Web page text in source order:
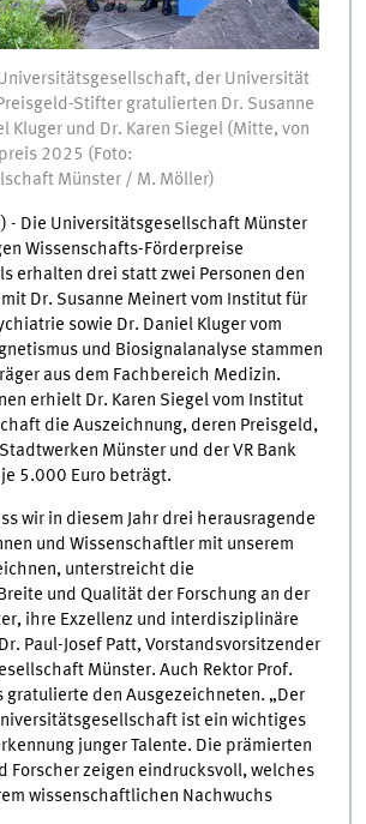
der Universität
Stifter gratulierten Dr. Susanne
Kluger und Dr. Karen Siegel (Mitte, von
2025 (Foto:
Münster / M. Möller)
- Die Universitätsgesellschaft Münster
Wissenschafts-Förderpreise
erhalten drei statt zwei Personen den
Dr. Susanne Meinert vom Institut für
sowie Dr. Daniel Kluger vom
und Biosignalanalyse stammen
aus dem Fachbereich Medizin.
erhielt Dr. Karen Siegel vom Institut
die Auszeichnung, deren Preisgeld,
Münster und der VR Bank
5.000 Euro beträgt.
wir in diesem Jahr drei herausragende
und Wissenschaftler mit unserem
unterstreicht die
und Qualität der Forschung an der
ihre Exzellenz und interdisziplinäre
Paul-Josef Patt, Vorstandsvorsitzender
Münster. Auch Rektor Prof.
gratulierte den Ausgezeichneten. „Der
ist ein wichtiges
junger Talente. Die prämierten
Forscher zeigen eindrucksvoll, welches
wissenschaftlichen Nachwuchs